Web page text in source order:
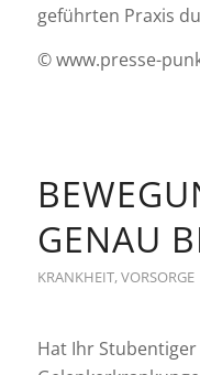
geführten Praxis
© www.presse-
GENAU
KRANKHEIT,VORSORGE
Hat Ihr